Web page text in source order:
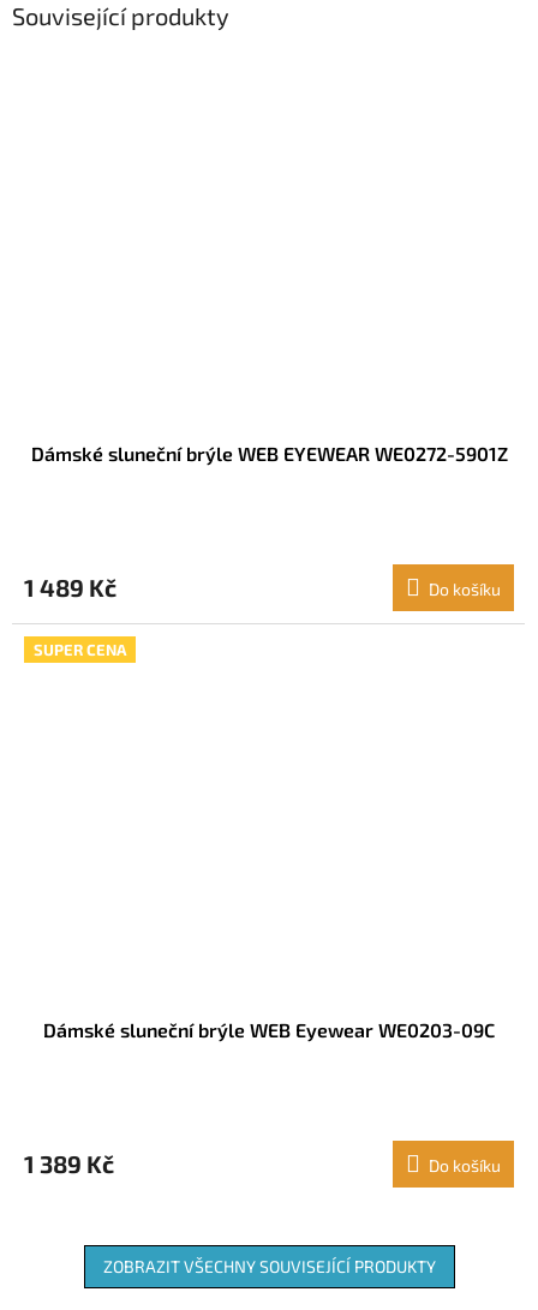
Související produkty
Dámské sluneční brýle WEB EYEWEAR WE0272-5901Z
1 489 Kč Do košíku
SUPER CENA
Dámské sluneční brýle WEB Eyewear WE0203-09C
1 389 Kč Do košíku
ZOBRAZIT VŠECHNY SOUVISEJÍCÍ PRODUKTY